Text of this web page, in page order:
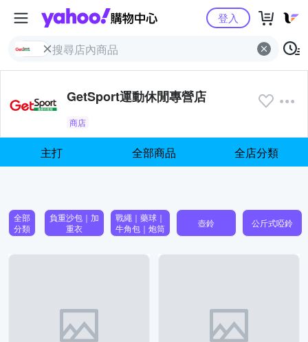
Yahoo購物中心
登入
GetSport運動休閒專營店
商店
主打 全部商品 全店分類
全部
分類
負重沙包｜加
重衣
戰繩｜藥球｜
牛角包｜炮筒
壺鈴 公斤式啞鈴